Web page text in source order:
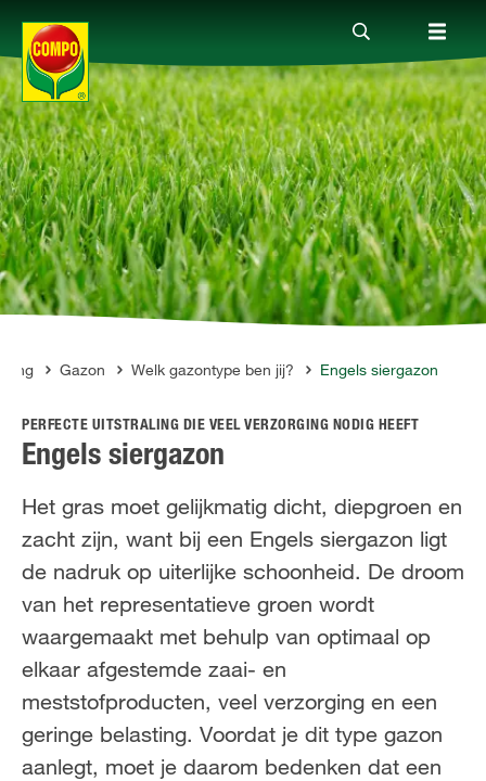
Producten
Advies
Thema's
Tot je dienst
Onderneming
Gazon Welk gazontype ben jij? Engels siergazon
PERFECTE UITSTRALING DIE VEEL VERZORGING NODIG HEEFT
Engels siergazon
Het gras moet gelijkmatig dicht, diepgroen en
zacht zijn, want bij een Engels siergazon ligt
de nadruk op uiterlijke schoonheid. De droom
van het representatieve groen wordt
waargemaakt met behulp van optimaal op
elkaar afgestemde zaai- en
meststofproducten, veel verzorging en een
geringe belasting. Voordat je dit type gazon
aanlegt, moet je daarom bedenken dat een